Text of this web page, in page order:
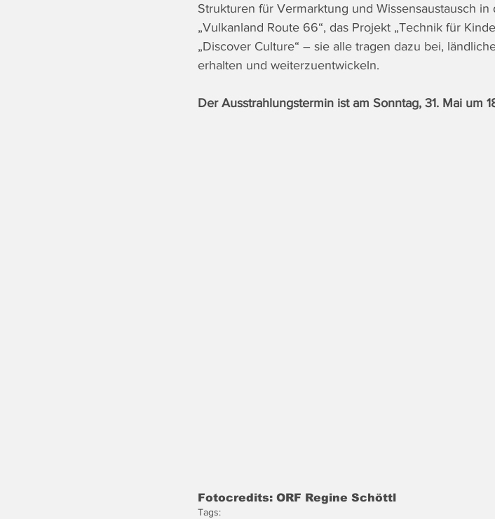
Strukturen für Vermarktung und Wissensaustausch
„Vulkanland Route 66“, das Projekt „Technik für
„Discover Culture“ – sie alle tragen dazu bei,
erhalten und weiterzuentwickeln.
Der Ausstrahlungstermin ist am Sonntag, 31. Mai um
Fotocredits: ORF Regine Schöttl
Tags: